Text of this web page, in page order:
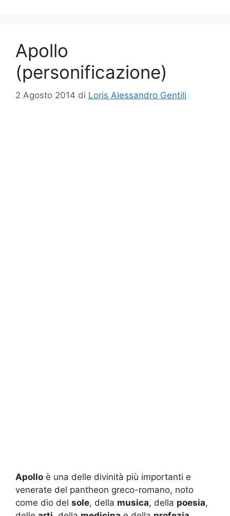
Apollo
(personificazione)
2 Agosto 2014 di Loris Alessandro Gentili
Apollo è una delle divinità più importanti e
venerate del pantheon greco-romano, noto
come dio del sole, della musica, della poesia,